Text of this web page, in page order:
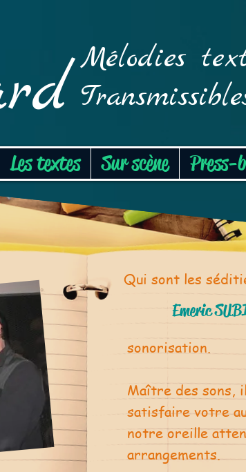
Mélodies
Les textes Sur scène Press-
Qui sont les
Emeric
sonorisation.
Maître des sons,
satisfaire votre
notre oreille
arrangements.